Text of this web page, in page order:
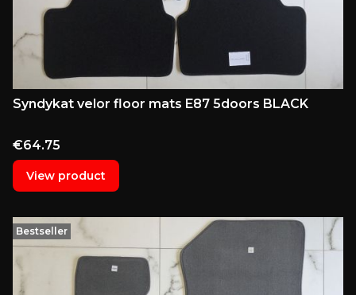
Syndykat velor floor mats E87 5doors BLACK
Price
€64.75
View product
Bestseller